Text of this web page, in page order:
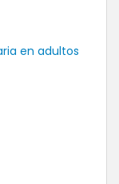
en adultos